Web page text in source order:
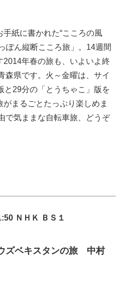
紙に書かれた“こころの風
ぽん縦断こころ旅」。14週間
年春の旅も、いよいよ終
森県です。火～金曜は、サイ
と29分の「とうちゃこ」版を
まるごとたっぷり楽しめま
で気ままな自転車旅、どうぞ
ＮＨＫ ＢＳ１
ズベキスタンの旅 中村